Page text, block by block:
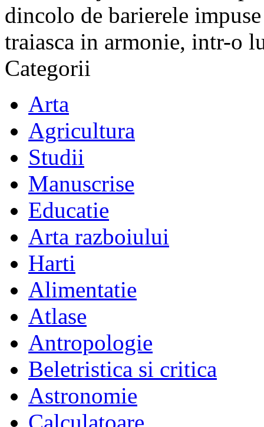
dincolo de barierele
traiasca in armonie, intr-o
Categorii
Arta
Agricultura
Studii
Manuscrise
Educatie
Arta razboiului
Harti
Alimentatie
Atlase
Antropologie
Beletristica si critica
Astronomie